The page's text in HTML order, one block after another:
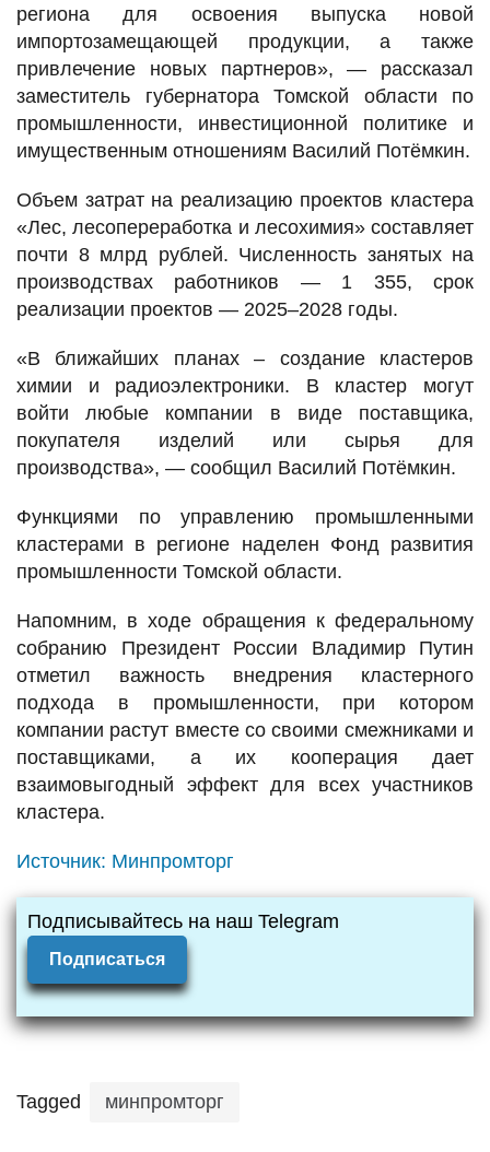
региона для освоения выпуска новой
импортозамещающей продукции, а также
привлечение новых партнеров», — рассказал
заместитель губернатора Томской области по
промышленности, инвестиционной политике и
имущественным отношениям Василий Потёмкин.
Объем затрат на реализацию проектов кластера
«Лес, лесопереработка и лесохимия» составляет
почти 8 млрд рублей. Численность занятых на
производствах работников — 1 355, срок
реализации проектов — 2025–2028 годы.
«В ближайших планах – создание кластеров
химии и радиоэлектроники. В кластер могут
войти любые компании в виде поставщика,
покупателя изделий или сырья для
производства», — сообщил Василий Потёмкин.
Функциями по управлению промышленными
кластерами в регионе наделен Фонд развития
промышленности Томской области.
Напомним, в ходе обращения к федеральному
собранию Президент России Владимир Путин
отметил важность внедрения кластерного
подхода в промышленности, при котором
компании растут вместе со своими смежниками и
поставщиками, а их кооперация дает
взаимовыгодный эффект для всех участников
кластера.
Источник: Минпромторг
Подписывайтесь на наш Telegram
Подписаться
Tagged минпромторг